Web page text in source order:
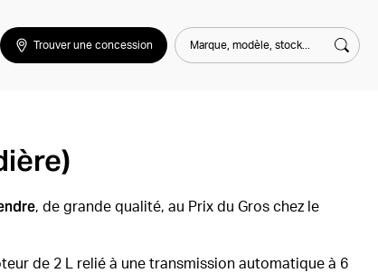
Trouver une concession
Marque, modèle, stock...
, de grande qualité, au Prix du Gros chez le
de 2 L relié à une transmission automatique à 6